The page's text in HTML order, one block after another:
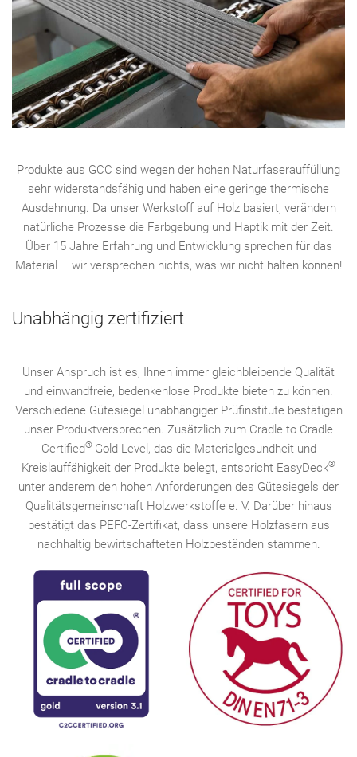
Produkte aus GCC sind wegen der hohen Naturfaserauffüllung
sehr widerstandsfähig und haben eine geringe thermische
Ausdehnung. Da unser Werkstoff auf Holz basiert, verändern
natürliche Prozesse die Farbgebung und Haptik mit der Zeit.
Über 15 Jahre Erfahrung und Entwicklung sprechen für das
Material – wir versprechen nichts, was wir nicht halten können!
Unabhängig zertifiziert
Unser Anspruch ist es, Ihnen immer gleichbleibende Qualität
und einwandfreie, bedenkenlose Produkte bieten zu können.
Verschiedene Gütesiegel unabhängiger Prüfinstitute bestätigen
unser Produktversprechen. Zusätzlich zum Cradle to Cradle
Certified® Gold Level, das die Materialgesundheit und
Kreislauffähigkeit der Produkte belegt, entspricht EasyDeck®
unter anderem den hohen Anforderungen des Gütesiegels der
Qualitätsgemeinschaft Holzwerkstoffe e. V. Darüber hinaus
bestätigt das PEFC-Zertifikat, dass unsere Holzfasern aus
nachhaltig bewirtschafteten Holzbeständen stammen.